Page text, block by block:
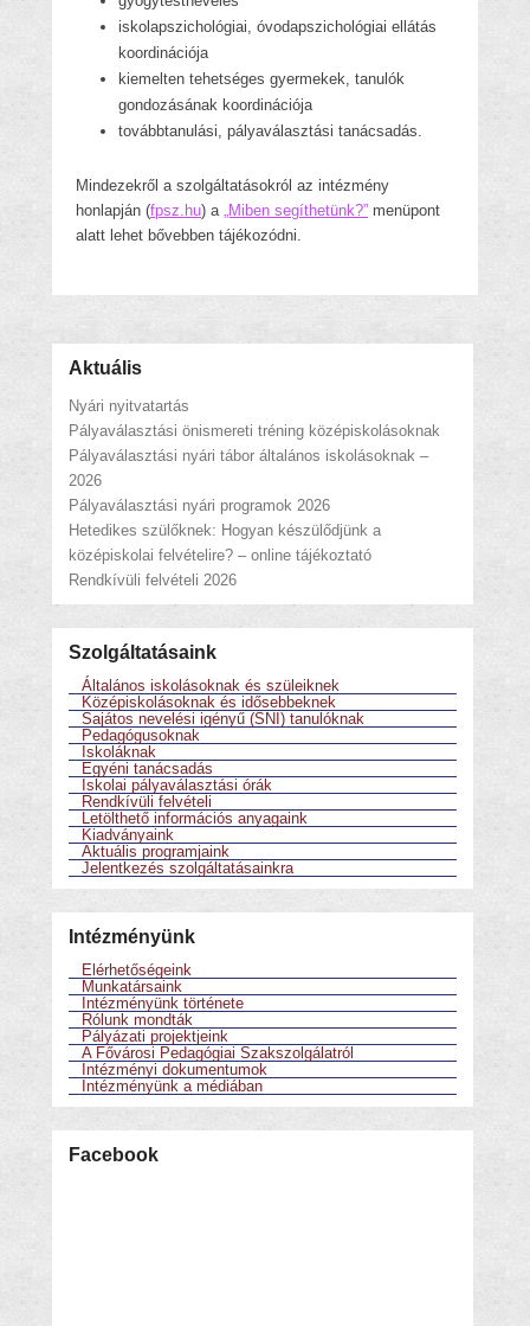
iskolapszichológiai, óvodapszichológiai ellátás
koordinációja
kiemelten tehetséges gyermekek, tanulók
gondozásának koordinációja
továbbtanulási, pályaválasztási tanácsadás.
Mindezekről a szolgáltatásokról az intézmény
honlapján (fpsz.hu) a „Miben segíthetünk?” menüpont
alatt lehet bővebben tájékozódni.
Aktuális
Nyári nyitvatartás
Pályaválasztási önismereti tréning középiskolásoknak
Pályaválasztási nyári tábor általános iskolásoknak –
2026
Pályaválasztási nyári programok 2026
Hetedikes szülőknek: Hogyan készülődjünk a
középiskolai felvételire? – online tájékoztató
Rendkívüli felvételi 2026
Szolgáltatásaink
Általános iskolásoknak és szüleiknek
Középiskolásoknak és idősebbeknek
Sajátos nevelési igényű (SNI) tanulóknak
Pedagógusoknak
Iskoláknak
Egyéni tanácsadás
Iskolai pályaválasztási órák
Rendkívüli felvételi
Letölthető információs anyagaink
Kiadványaink
Aktuális programjaink
Jelentkezés szolgáltatásainkra
Intézményünk
Elérhetőségeink
Munkatársaink
Intézményünk története
Rólunk mondták
Pályázati projektjeink
A Fővárosi Pedagógiai Szakszolgálatról
Intézményi dokumentumok
Intézményünk a médiában
Facebook